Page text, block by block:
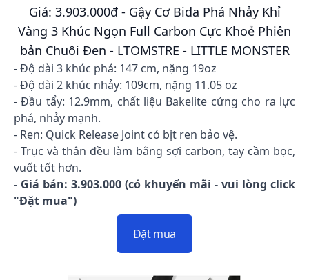
Giá: 3.903.000đ - Gậy Cơ Bida Phá Nhảy Khỉ
Vàng 3 Khúc Ngọn Full Carbon Cực Khoẻ Phiên
bản Chuôi Đen - LTOMSTRE - LITTLE MONSTER
- Độ dài 3 khúc phá: 147 cm, nặng 19oz
- Độ dài 2 khúc nhảy: 109cm, nặng 11.05 oz
- Đầu tẩy: 12.9mm, chất liệu Bakelite cứng cho ra lực
phá, nhảy mạnh.
- Ren: Quick Release Joint có bịt ren bảo vệ.
- Trục và thân đều làm bằng sợi carbon, tay cầm bọc,
vuốt tốt hơn.
- Giá bán: 3.903.000 (có khuyến mãi - vui lòng click
"Đặt mua")
Đặt mua